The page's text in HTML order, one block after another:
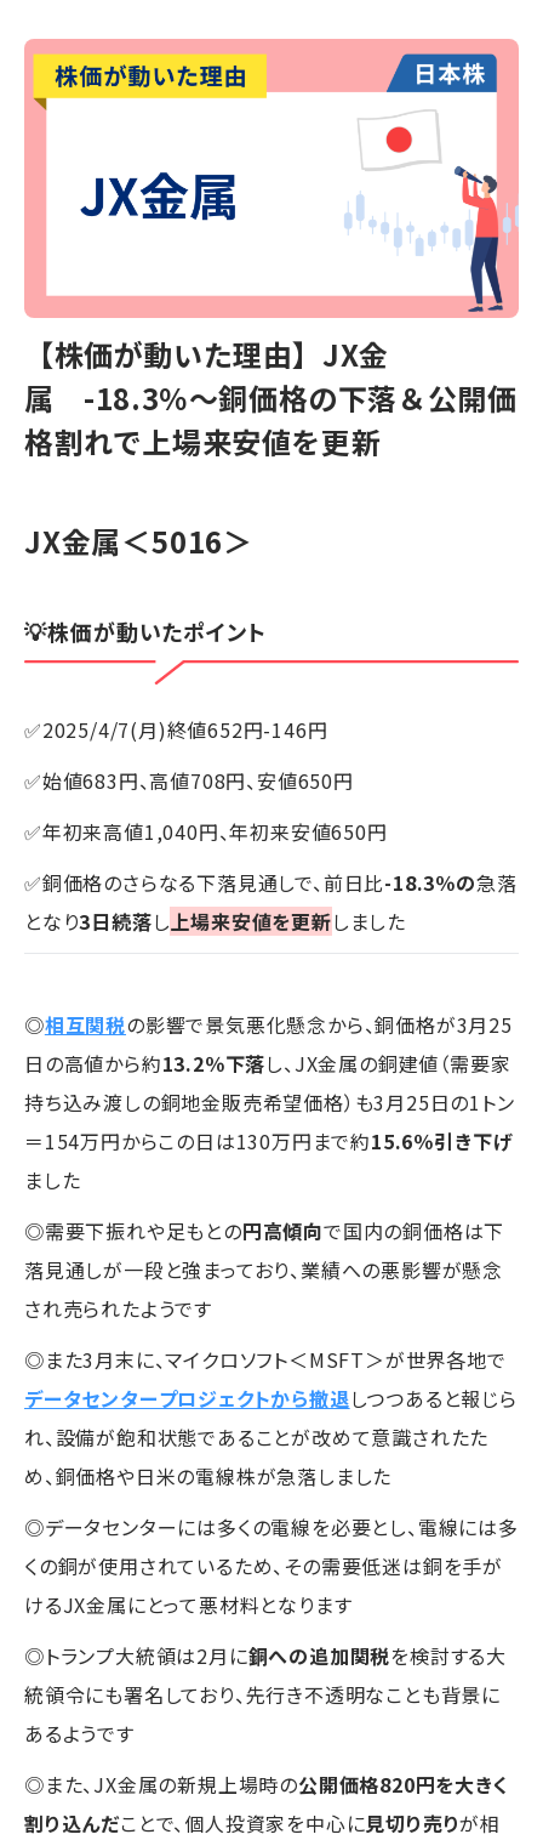
【株価が動いた理由】JX金
属 -18.3％～銅価格の下落＆公開価
格割れで上場来安値を更新
JX金属＜5016＞
💡株価が動いたポイント
✅2025/4/7(月)終値652円-146円
✅始値683円、高値708円、安値650円
✅年初来高値1,040円、年初来安値650円
✅銅価格のさらなる下落見通しで、前日比-18.3％の急落
となり3日続落し上場来安値を更新しました
◎相互関税の影響で景気悪化懸念から、銅価格が3月25
日の高値から約13.2％下落し、JX金属の銅建値（需要家
持ち込み渡しの銅地金販売希望価格）も3月25日の1トン
＝154万円からこの日は130万円まで約15.6％引き下げ
ました
◎需要下振れや足もとの円高傾向で国内の銅価格は下
落見通しが一段と強まっており、業績への悪影響が懸念
され売られたようです
◎また3月末に、マイクロソフト＜MSFT＞が世界各地で
データセンタープロジェクトから撤退しつつあると報じら
れ、設備が飽和状態であることが改めて意識されたた
め、銅価格や日米の電線株が急落しました
◎データセンターには多くの電線を必要とし、電線には多
くの銅が使用されているため、その需要低迷は銅を手が
けるJX金属にとって悪材料となります
◎トランプ大統領は2月に銅への追加関税を検討する大
統領令にも署名しており、先行き不透明なことも背景に
あるようです
◎また、JX金属の新規上場時の公開価格820円を大きく
割り込んだことで、個人投資家を中心に見切り売りが相